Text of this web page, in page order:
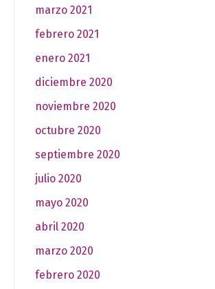
marzo 2021
febrero 2021
enero 2021
diciembre 2020
noviembre 2020
octubre 2020
septiembre 2020
julio 2020
mayo 2020
abril 2020
marzo 2020
febrero 2020